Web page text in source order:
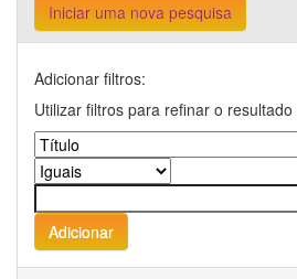
Iniciar uma nova pesquisa
Adicionar filtros:
Utilizar filtros para refinar o